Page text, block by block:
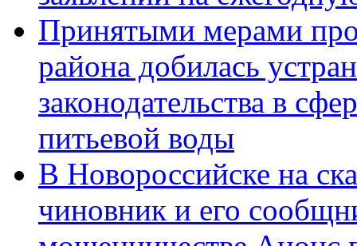
Принятыми мерами
района добилась
законодательства в
питьевой воды
В Новороссийске на
чиновник и его